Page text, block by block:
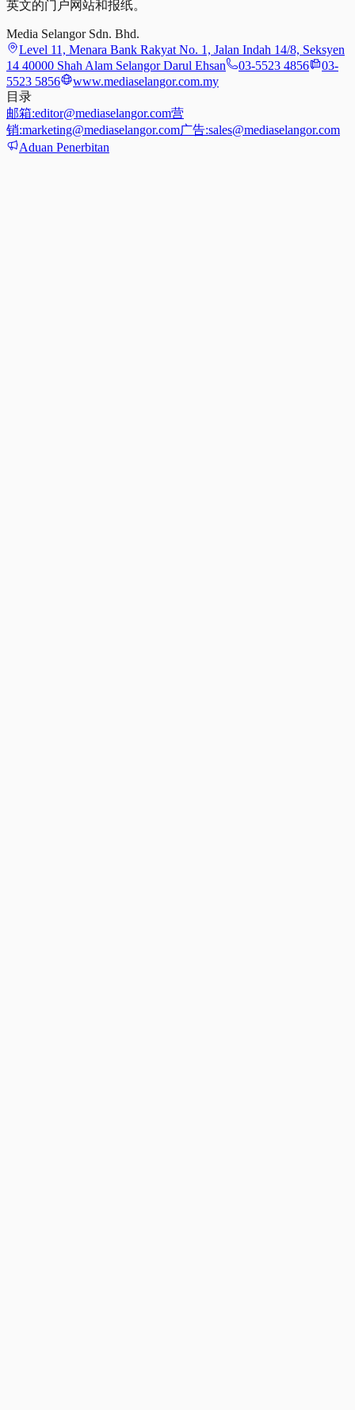
英文的门户网站和报纸。
Media Selangor Sdn. Bhd.
Level 11, Menara Bank Rakyat No. 1, Jalan Indah 14/8, Seksyen
14 40000 Shah Alam Selangor Darul Ehsan
03-5523 4856
03-
5523 5856
www.mediaselangor.com.my
目录
邮箱:editor@mediaselangor.com营
销:marketing@mediaselangor.com广告:sales@mediaselangor.com
Aduan Penerbitan